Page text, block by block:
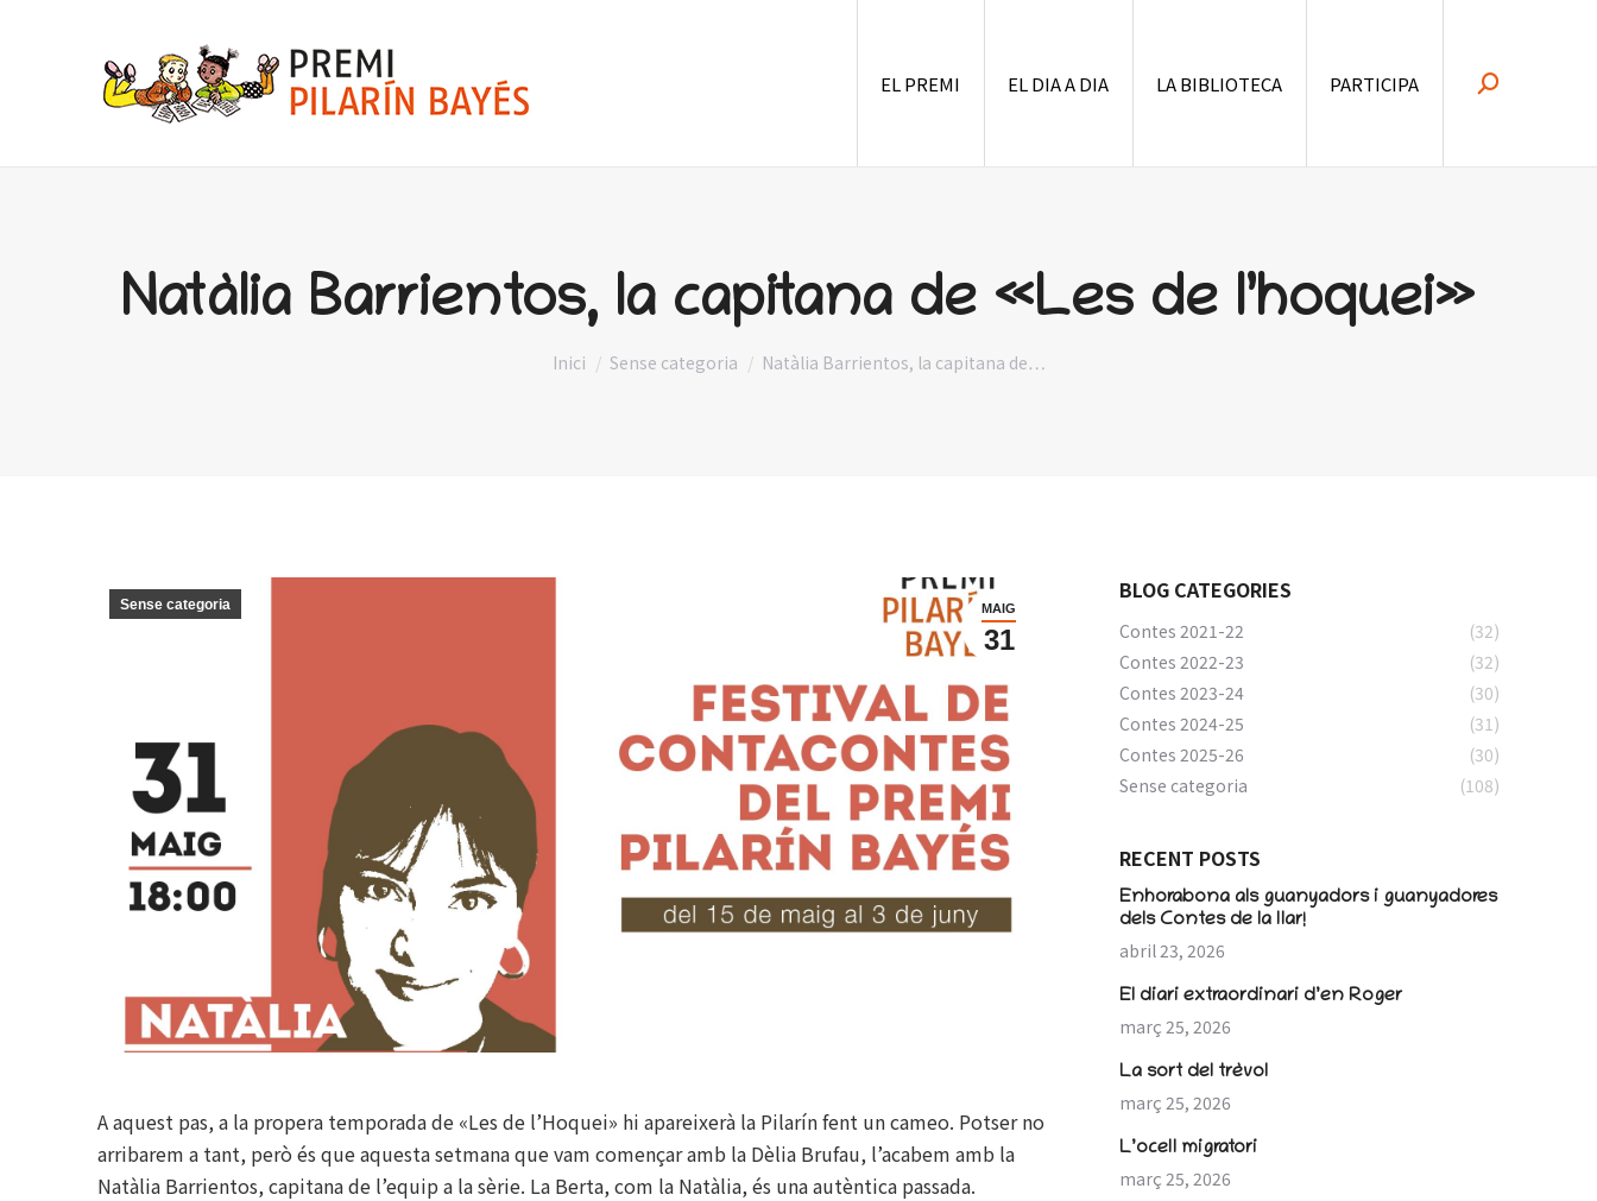
EL PREMI EL DIA A DIA LA BIBLIOTECA PARTICIPA Search:
Natàlia Barrientos, la capitana de «Les de l’hoquei»
You are here:
Inici Sense categoria Natàlia Barrientos, la capitana de…
MAIG
31
Sense categoria
A aquest pas, a la propera temporada de «Les de l’Hoquei» hi apareixerà la Pilarín fent un cameo. Potser no
arribarem a tant, però és que aquesta setmana que vam començar amb la Dèlia Brufau, l’acabem amb la
Natàlia Barrientos, capitana de l’equip a la sèrie. La Berta, com la Natàlia, és una autèntica passada.
BLOG CATEGORIES
Contes 2021-22
(32)
Contes 2022-23
(32)
Contes 2023-24
(30)
Contes 2024-25
(31)
Contes 2025-26
(30)
Sense categoria
(108)
RECENT POSTS
Enhorabona als guanyadors i guanyadores
dels Contes de la llar!
abril 23, 2026
El diari extraordinari d’en Roger
març 25, 2026
La sort del trèvol
març 25, 2026
L’ocell migratori
març 25, 2026